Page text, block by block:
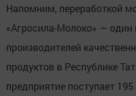
Напомним, переработкой
«Агросила-Молоко» — один
производителей
продуктов в Республике
предприятие поступает